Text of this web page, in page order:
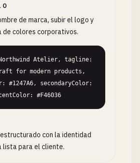
de marca, subir el logo y
colores corporativos.
Northwind Atelier, tagline:
for modern products,
#1247A6, secondaryColor:
#F46036
estructurado con la identidad
lista para el cliente.